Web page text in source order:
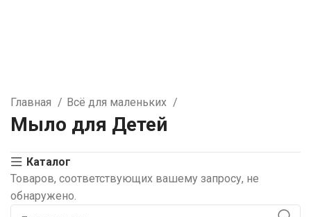
Главная Всё для маленьких
Мыло для Детей
Каталог
Товаров, соответствующих вашему запросу, не
обнаружено.